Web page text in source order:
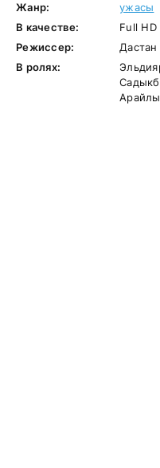
Жанр:
ужасы
В качестве:
Full HD
Режиссер:
В ролях: